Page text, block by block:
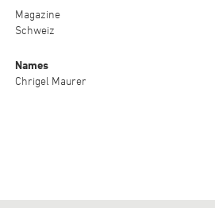
Magazine
Schweiz
Names
Chrigel Maurer